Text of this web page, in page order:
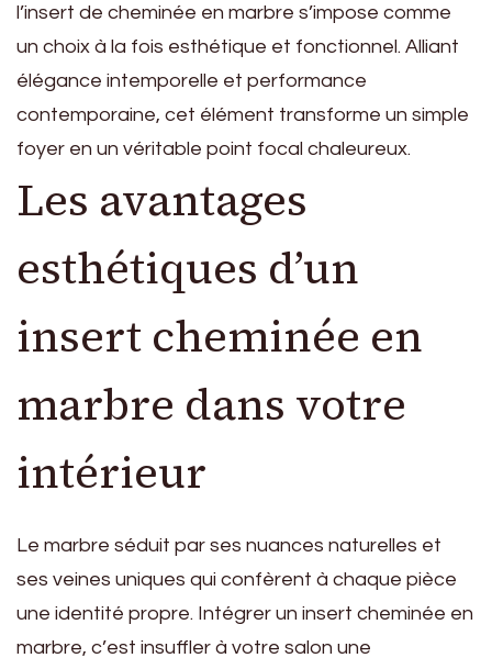
l’insert de cheminée en marbre s’impose comme
un choix à la fois esthétique et fonctionnel. Alliant
élégance intemporelle et performance
contemporaine, cet élément transforme un simple
foyer en un véritable point focal chaleureux.
Les avantages
esthétiques d’un
insert cheminée en
marbre dans votre
intérieur
Le marbre séduit par ses nuances naturelles et
ses veines uniques qui confèrent à chaque pièce
une identité propre. Intégrer un insert cheminée en
marbre, c’est insuffler à votre salon une